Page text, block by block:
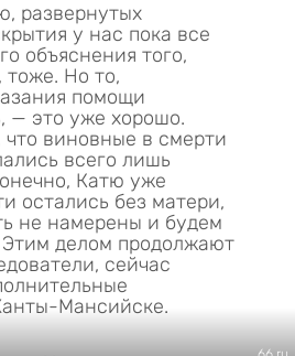
развернутых
у нас пока все
объяснения того,
тоже. Но то,
помощи
— это уже хорошо.
что виновные в смерти
всего лишь
Катю уже
остались без матери,
не намерены и будем
делом продолжают
сейчас
Мансийске.